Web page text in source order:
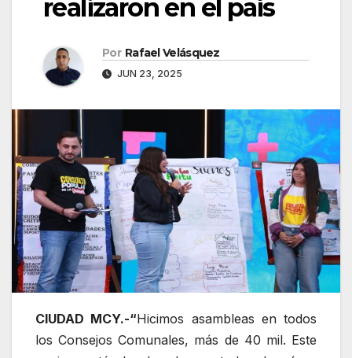
realizaron en el país
Por Rafael Velásquez
JUN 23, 2025
CIUDAD MCY.-“Hicimos asambleas en todos
los Consejos Comunales, más de 40 mil. Este